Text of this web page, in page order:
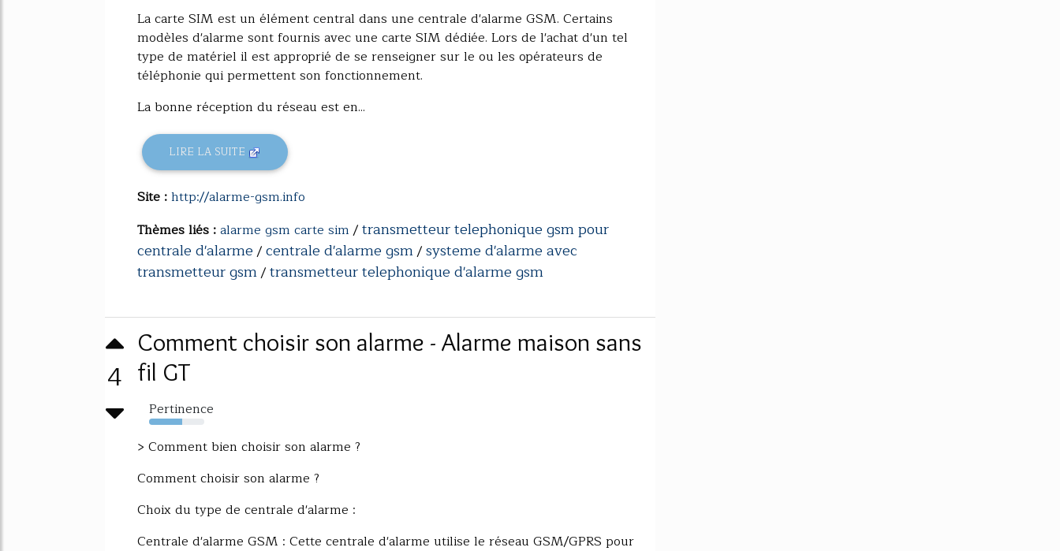
La carte SIM est un élément central dans une centrale d'alarme GSM. Certains
modèles d'alarme sont fournis avec une carte SIM dédiée. Lors de l'achat d'un tel
type de matériel il est approprié de se renseigner sur le ou les opérateurs de
téléphonie qui permettent son fonctionnement.
La bonne réception du réseau est en...
LIRE LA SUITE
Site :http://alarme-gsm.info
Thèmes liés :alarme gsm carte sim/transmetteur telephonique gsm pour
centrale d'alarme/centrale d'alarme gsm/systeme d'alarme avec
transmetteur gsm/transmetteur telephonique d'alarme gsm
4
Comment choisir son alarme - Alarme maison sans
fil GT
Pertinence
60%
> Comment bien choisir son alarme ?
Comment choisir son alarme ?
Choix du type de centrale d'alarme :
Centrale d'alarme GSM : Cette centrale d'alarme utilise le réseau GSM/GPRS pour